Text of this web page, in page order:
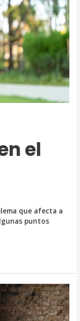
el
que afecta a
puntos